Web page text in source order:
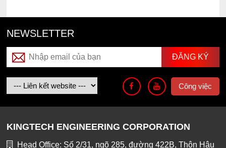
NEWSLETTER
Công việc
KINGTECH ENGINEERING CORPORATION
Head Office: Số 2/31, ngõ 285, đường 422B, Thôn Hậu